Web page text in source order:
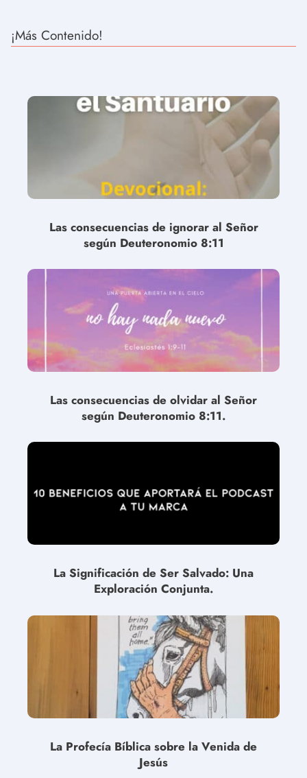
¡Más Contenido!
Las consecuencias de ignorar al Señor
según Deuteronomio 8:11
Las consecuencias de olvidar al Señor
según Deuteronomio 8:11.
La Significación de Ser Salvado: Una
Exploración Conjunta.
La Profecía Bíblica sobre la Venida de
Jesús